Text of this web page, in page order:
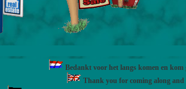
Bedankt voor het langs komen en
Thank you for coming along and